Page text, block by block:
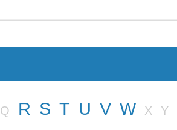
Q R S T U V W X Y